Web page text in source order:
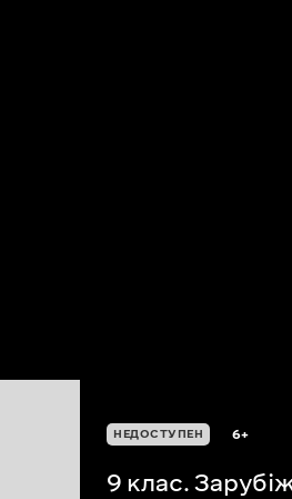
НЕДОСТУПЕН 6+
9 клас.